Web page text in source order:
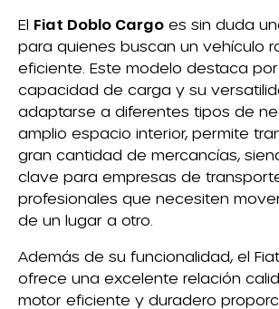
El Fiat Doblo Cargo es sin duda
para quienes buscan un vehículo
eficiente. Este modelo destaca
capacidad de carga y su
adaptarse a diferentes tipos de
amplio espacio interior, permite
gran cantidad de mercancías,
clave para empresas de
profesionales que necesiten
de un lugar a otro.
Además de su funcionalidad, el
ofrece una excelente relación
motor eficiente y duradero